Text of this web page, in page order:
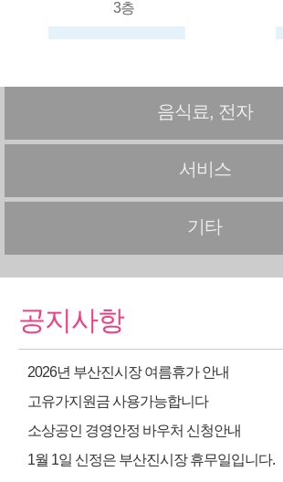
1층
음식료, 전자
서비스
기타
공지사항
2026년 부산진시장 여름휴가 안내
고유가지원금 사용가능합니다
소상공인 경영안정 바우처 신청안내
1월 1일 신정은 부산진시장 휴무일입니다.